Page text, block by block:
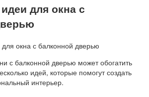
для окна с
с балконной дверью может обогатить
идей, которые помогут создать
интерьер.